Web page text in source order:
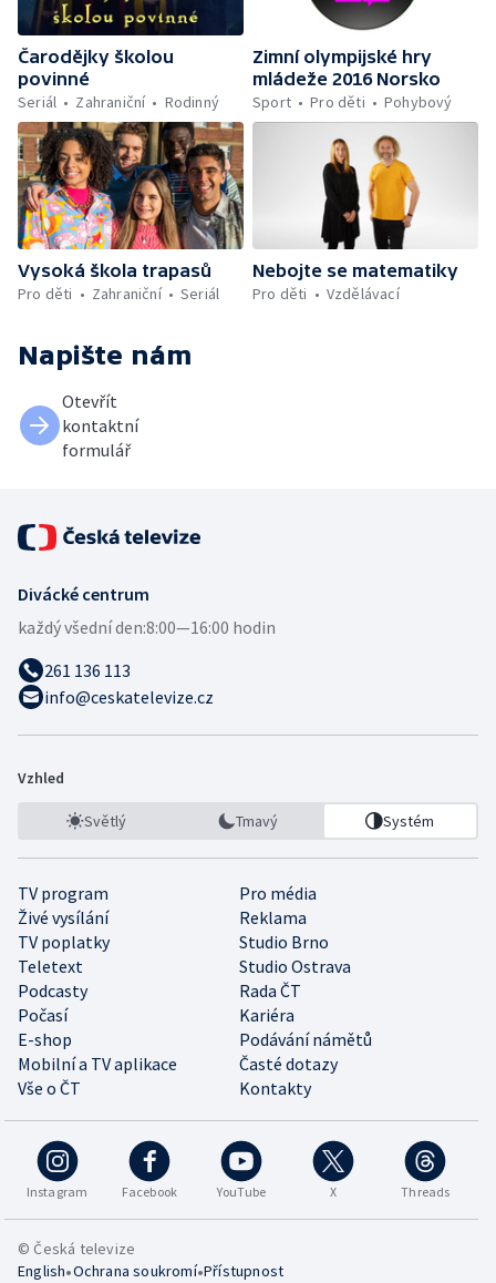
Čarodějky školou
povinné
Seriál
Zahraniční Rodinný
Zimní olympijské hry
mládeže 2016 Norsko
Sport
Pro děti Pohybový
Vysoká škola trapasů
Pro děti
Zahraniční Seriál
Nebojte se matematiky
Pro děti
Vzdělávací
Napište nám
Otevřít
kontaktní
formulář
Divácké centrum
každý všední den:8:00—16:00 hodin
261 136 113
info@ceskatelevize.cz
Vzhled
Světlý Tmavý Systém
TV program
Pro média
Živé vysílání
Reklama
TV poplatky
Studio Brno
Teletext
Studio Ostrava
Podcasty
Rada ČT
Počasí
Kariéra
E-shop
Podávání námětů
Mobilní a TV aplikace
Časté dotazy
Vše o ČT
Kontakty
Instagram Facebook YouTube X Threads
© Česká televize
English•Ochrana soukromí•Přístupnost